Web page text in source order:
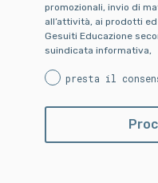
promozionali, invio di
all’attività, ai prodotti
Gesuiti Educazione
suindicata informativa,
presta il